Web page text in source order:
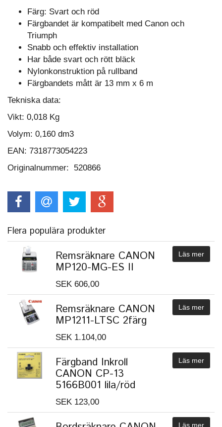
Färg: Svart och röd
Färgbandet är kompatibelt med Canon och
Triumph
Snabb och effektiv installation
Har både svart och rött bläck
Nylonkonstruktion på rullband
Färgbandets mått är 13 mm x 6 m
Tekniska data:
Vikt: 0,018 Kg
Volym: 0,160 dm3
EAN: 7318773054223
Originalnummer: 520866
Flera populära produkter
Remsräknare CANON
MP120-MG-ES II
SEK 606,00
Läs mer
Remsräknare CANON
MP1211-LTSC 2färg
SEK 1.104,00
Läs mer
Färgband Inkroll
CANON CP-13
5166B001 lila/röd
SEK 123,00
Läs mer
Läs mer